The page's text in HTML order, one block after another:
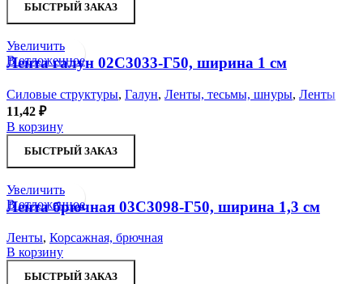
БЫСТРЫЙ ЗАКАЗ
Увеличить
В отложенное
Лента галун 02С3033-Г50, ширина 1 см
Силовые структуры, Галун, Ленты, тесьмы, шнуры, Ленты
11,42 ₽
В корзину
БЫСТРЫЙ ЗАКАЗ
Увеличить
В отложенное
Лента брючная 03С3098-Г50, ширина 1,3 см
Ленты, Корсажная, брючная
В корзину
БЫСТРЫЙ ЗАКАЗ